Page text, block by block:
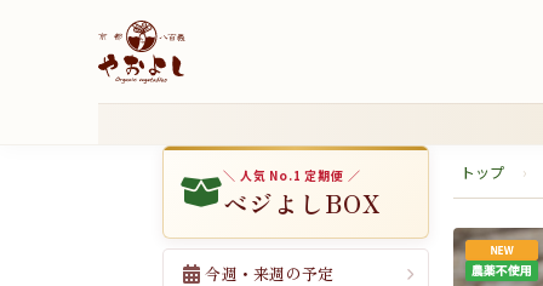
＼ 人気 No.1 定期便 ／
ベジよしBOX
今週・来週の予定
トップ ›